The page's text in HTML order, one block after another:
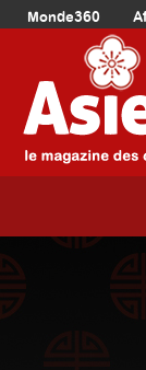
Monde360
Europe360
Océanie360